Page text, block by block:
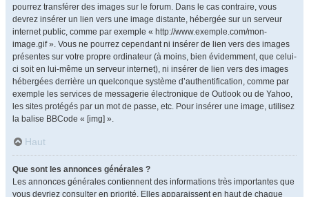
pourrez transférer des images sur le forum. Dans le cas contraire, vous
devrez insérer un lien vers une image distante, hébergée sur un serveur
internet public, comme par exemple « http://www.exemple.com/mon-
image.gif ». Vous ne pourrez cependant ni insérer de lien vers des images
présentes sur votre propre ordinateur (à moins, bien évidemment, que celui-
ci soit en lui-même un serveur internet), ni insérer de lien vers des images
hébergées derrière un quelconque système d’authentification, comme par
exemple les services de messagerie électronique de Outlook ou de Yahoo,
les sites protégés par un mot de passe, etc. Pour insérer une image, utilisez
la balise BBCode « [img] ».
Haut
Que sont les annonces générales ?
Les annonces générales contiennent des informations très importantes que
vous devriez consulter en priorité. Elles apparaissent en haut de chaque